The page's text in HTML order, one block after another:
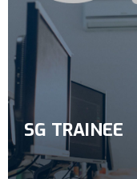
SG TRAINEE